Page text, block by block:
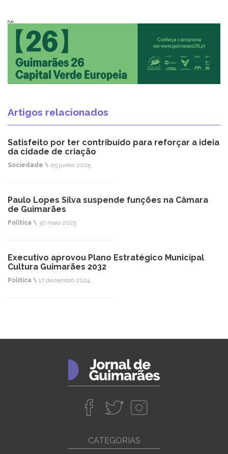
Pub
Artigos relacionados
Satisfeito por ter contribuído para reforçar a ideia
da cidade de criação
Sociedade \ 05 junho 2025
Paulo Lopes Silva suspende funções na Câmara
de Guimarães
Política \ 30 maio 2025
Executivo aprovou Plano Estratégico Municipal
Cultura Guimarães 2032
Política \ 17 dezembro 2024
CATEGORIAS